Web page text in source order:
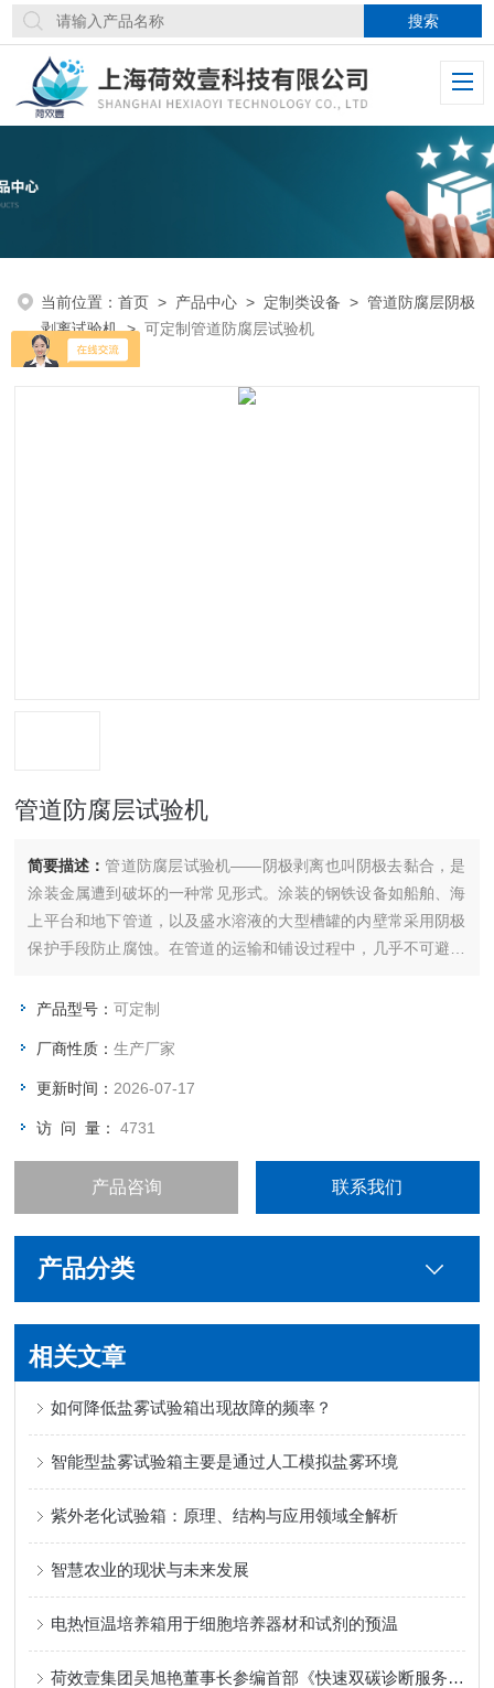
当前位置：首页 > 产品中心 > 定制类设备 >管道防腐层阴极
剥离试验机>可定制管道防腐层试验机
管道防腐层试验机
简要描述：管道防腐层试验机——阴极剥离也叫阴极去黏合，是
涂装金属遭到破坏的一种常见形式。涂装的钢铁设备如船舶、海
上平台和地下管道，以及盛水溶液的大型槽罐的内壁常采用阴极
保护手段防止腐蚀。在管道的运输和铺设过程中，几乎不可避免
腐层在破损处就有可能受到腐蚀。正常的土壤电位以及施加的阴
产品型号：可定制
厂商性质：生产厂家
更新时间： 2026-07-17
访 问 量：4731
产品咨询 联系我们
产品分类
相关文章
如何降低盐雾试验箱出现故障的频率？
智能型盐雾试验箱主要是通过人工模拟盐雾环境
紫外老化试验箱：原理、结构与应用领域全解析
智慧农业的现状与未来发展
电热恒温培养箱用于细胞培养器材和试剂的预温
荷效壹集团吴旭艳董事长参编首部《快速双碳诊断服务指南》